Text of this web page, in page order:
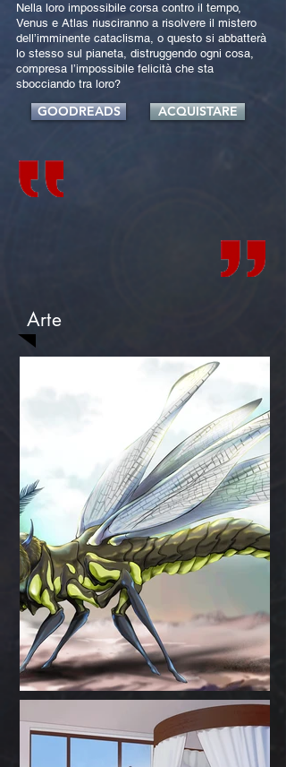
Nella loro impossibile corsa contro il tempo,
Venus e Atlas riusciranno a risolvere il mistero
dell’imminente cataclisma, o questo si abbatterà
lo stesso sul pianeta, distruggendo ogni cosa,
compresa l’impossibile felicità che sta
sbocciando tra loro?
GOODREADS ACQUISTARE
Arte